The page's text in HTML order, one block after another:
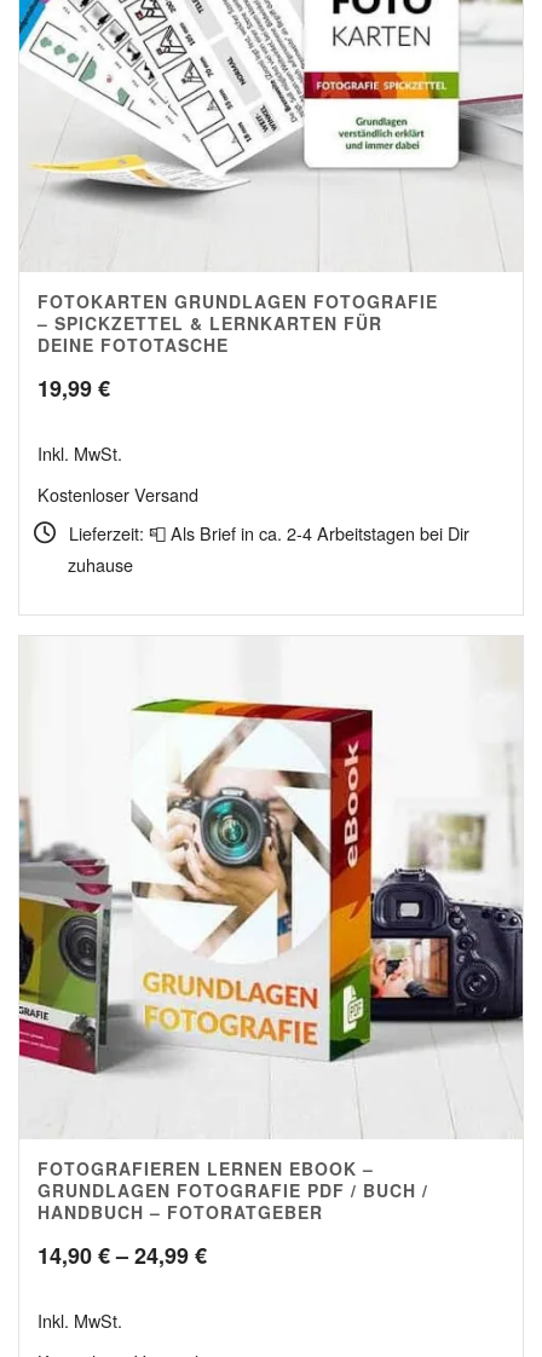
4.89
FOTOKARTEN GRUNDLAGEN FOTOGRAFIE
– SPICKZETTEL & LERNKARTEN FÜR
DEINE FOTOTASCHE
19,99€
Inkl. MwSt.
Kostenloser Versand
Lieferzeit: 📮 Als Brief in ca. 2-4 Arbeitstagen bei Dir
zuhause
4.96
FOTOGRAFIEREN LERNEN EBOOK –
GRUNDLAGEN FOTOGRAFIE PDF / BUCH /
HANDBUCH – FOTORATGEBER
14,90€–24,99€Preisspanne:
Inkl. MwSt.